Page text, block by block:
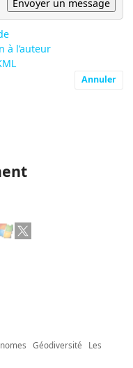
à l’auteur
Annuler
Géodiversité
Les